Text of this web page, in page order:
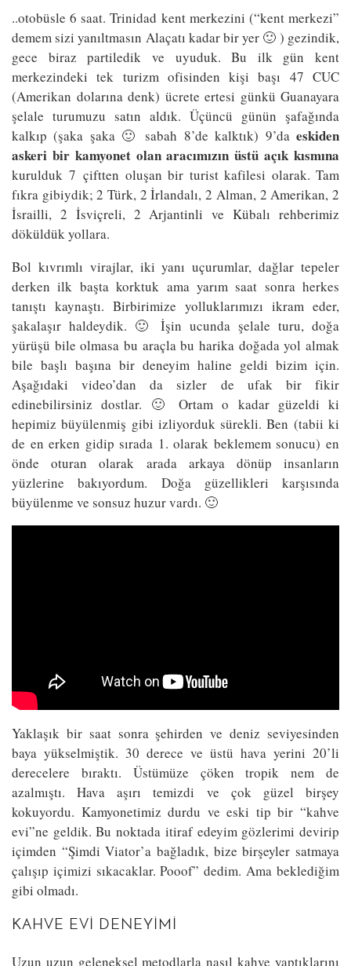
..otobüsle 6 saat. Trinidad kent merkezini (“kent merkezi”
demem sizi yanıltmasın Alaçatı kadar bir yer 🙂 ) gezindik,
gece biraz partiledik ve uyuduk. Bu ilk gün kent
merkezindeki tek turizm ofisinden kişi başı 47 CUC
(Amerikan dolarına denk) ücrete ertesi günkü Guanayara
şelale turumuzu satın aldık. Üçüncü günün şafağında
kalkıp (şaka şaka 🙂 sabah 8’de kalktık) 9’da eskiden
askeri bir kamyonet olan aracımızın üstü açık kısmına
kurulduk 7 çiftten oluşan bir turist kafilesi olarak. Tam
fıkra gibiydik; 2 Türk, 2 İrlandalı, 2 Alman, 2 Amerikan, 2
İsrailli, 2 İsviçreli, 2 Arjantinli ve Kübalı rehberimiz
döküldük yollara.
Bol kıvrımlı virajlar, iki yanı uçurumlar, dağlar tepeler
derken ilk başta korktuk ama yarım saat sonra herkes
tanıştı kaynaştı. Birbirimize yolluklarımızı ikram eder,
şakalaşır haldeydik. 🙂 İşin ucunda şelale turu, doğa
yürüşü bile olmasa bu araçla bu harika doğada yol almak
bile başlı başına bir deneyim haline geldi bizim için.
Aşağıdaki video’dan da sizler de ufak bir fikir
edinebilirsiniz dostlar. 🙂 Ortam o kadar güzeldi ki
hepimiz büyülenmiş gibi izliyorduk sürekli. Ben (tabii ki
de en erken gidip sırada 1. olarak beklemem sonucu) en
önde oturan olarak arada arkaya dönüp insanların
yüzlerine bakıyordum. Doğa güzellikleri karşısında
büyülenme ve sonsuz huzur vardı. 🙂
Yaklaşık bir saat sonra şehirden ve deniz seviyesinden
baya yükselmiştik. 30 derece ve üstü hava yerini 20’li
derecelere bıraktı. Üstümüze çöken tropik nem de
azalmıştı. Hava aşırı temizdi ve çok güzel birşey
kokuyordu. Kamyonetimiz durdu ve eski tip bir “kahve
evi”ne geldik. Bu noktada itiraf edeyim gözlerimi devirip
içimden “Şimdi Viator’a bağladık, bize birşeyler satmaya
çalışıp içimizi sıkacaklar. Pooof” dedim. Ama beklediğim
gibi olmadı.
KAHVE EVI DENEYIMI
Uzun uzun geleneksel metodlarla nasıl kahve yaptıklarını